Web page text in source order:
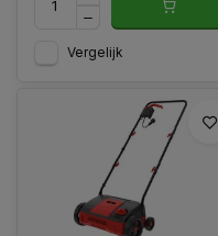
Vergelijk